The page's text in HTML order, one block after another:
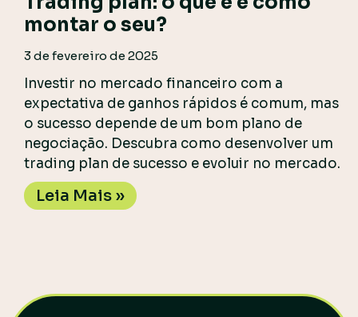
montar o seu?
3 de fevereiro de 2025
Investir no mercado financeiro com a
expectativa de ganhos rápidos é comum, mas
o sucesso depende de um bom plano de
negociação. Descubra como desenvolver um
trading plan de sucesso e evoluir no mercado.
Leia Mais »